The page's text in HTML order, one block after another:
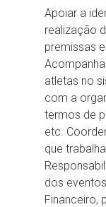
Apoiar a
realização
premissas
atletas no
com a
termos de
etc.
que
dos
Financeiro,